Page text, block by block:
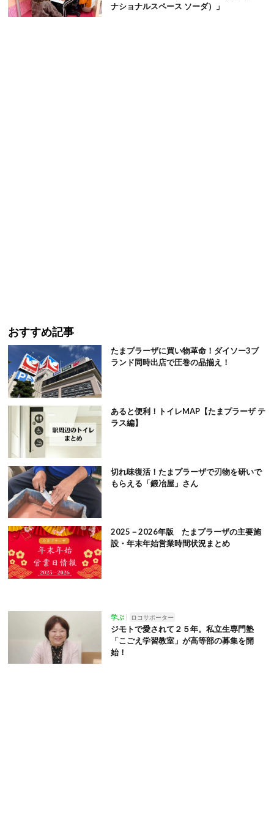
ナショナルスペース ソーダ）」
おすすめ記事
たまプラーザに買い物革命！ダイソー3ブ
ランド同時出店で圧巻の品揃え！
あると便利！トイレMAP【たまプラーザ テ
ラス編】
切れ味復活！たまプラーザで刃物を研いで
もらえる「鍛冶屋」さん
2025－2026年版 たまプラーザの主要施
設・年末年始営業時間状況まとめ
学ぶ ロコサポーター
ジモトで愛されて２５年。私立生専門塾
「こごえ学習教室」が高等部の募集を開
始！